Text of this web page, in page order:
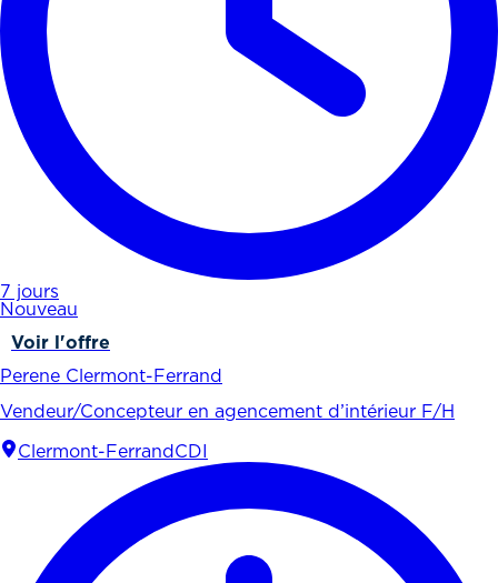
7 jours
Nouveau
Voir l'offre
Perene Clermont-Ferrand
Vendeur/Concepteur en agencement d’intérieur F/H
Clermont-Ferrand CDI